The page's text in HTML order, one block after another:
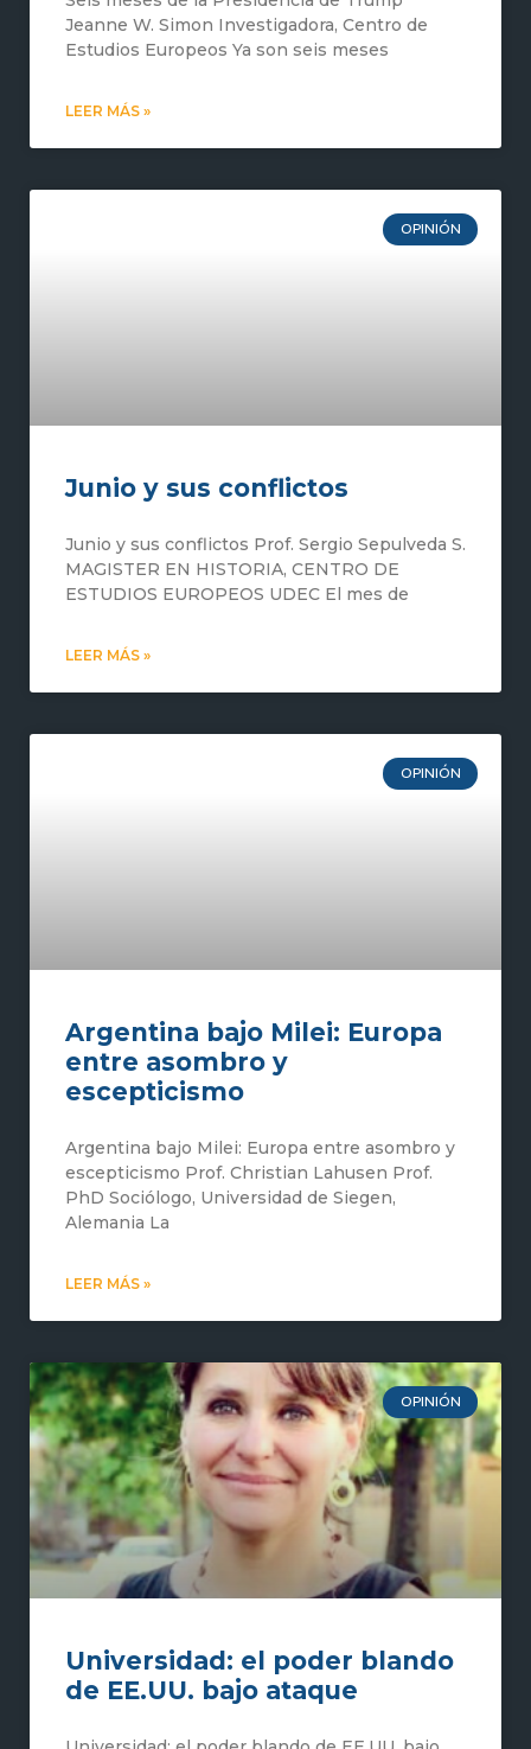
Jeanne W. Simon Investigadora, Centro de
Estudios Europeos Ya son seis meses
LEER MÁS »
OPINIÓN
Junio y sus conflictos
Junio y sus conflictos Prof. Sergio Sepulveda S.
MAGISTER EN HISTORIA, CENTRO DE
ESTUDIOS EUROPEOS UDEC El mes de
LEER MÁS »
OPINIÓN
Argentina bajo Milei: Europa
entre asombro y
escepticismo
Argentina bajo Milei: Europa entre asombro y
escepticismo Prof. Christian Lahusen Prof.
PhD Sociólogo, Universidad de Siegen,
Alemania La
LEER MÁS »
OPINIÓN
Universidad: el poder blando
de EE.UU. bajo ataque